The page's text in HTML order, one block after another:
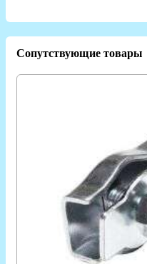
Сопутствующие товары